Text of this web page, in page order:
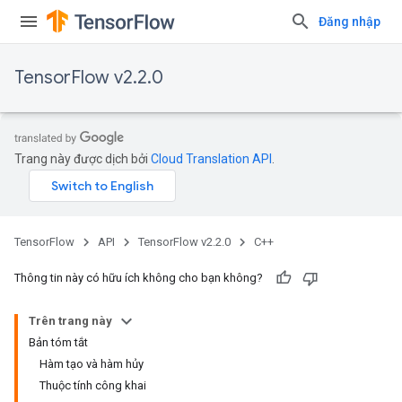
Đăng nhập
TensorFlow v2.2.0
Trang này được dịch bởi Cloud Translation API
TensorFlow API TensorFlow v2.2.0 C++
Thông tin này có hữu ích không cho bạn không?
Trên trang này
Bản tóm tắt
Hàm tạo và hàm hủy
Thuộc tính công khai